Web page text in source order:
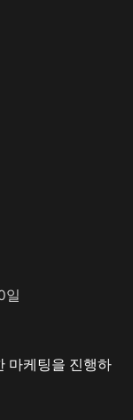
일
마케팅을 진행하